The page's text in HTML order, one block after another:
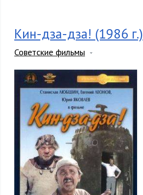
Кин-дза-дза! (1986 г.)
Советские фильмы